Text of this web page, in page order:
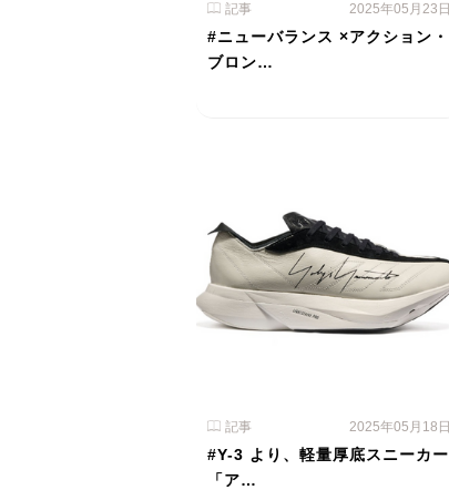
記事 2025年05月23日
#ニューバランス ×アクション・
ブロン…
記事 2025年05月18日
#Y-3 より、軽量厚底スニーカー
「ア…